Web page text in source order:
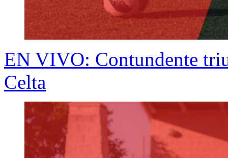
EN VIVO: Contundente
Celta